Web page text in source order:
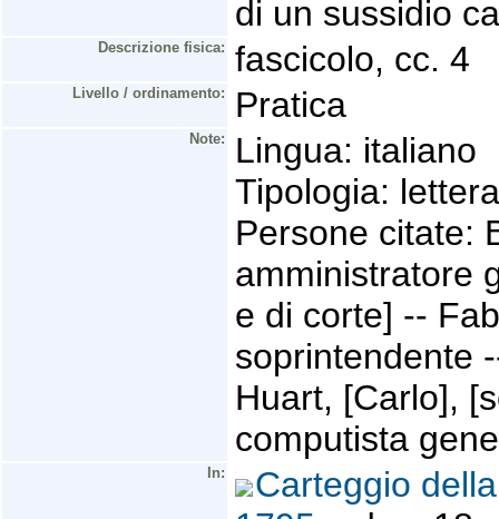
di un sussidio
Descrizione fisica: fascicolo, cc. 4
Livello / ordinamento: Pratica
Note:
Lingua: italiano
Tipologia:
Persone citate:
amministratore
e di corte] --
soprintendente
Huart, [Carlo],
computista
In:
Carteggio